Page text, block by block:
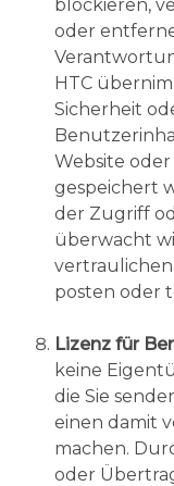
blockieren,
oder
HTC
Sicherheit
Website
gespeichert
der Zugriff
überwacht
posten oder
Lizenz für
keine
die Sie
einen damit
machen.
oder